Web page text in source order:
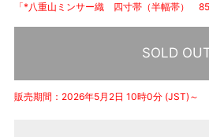
「*八重山ミンサー織 四寸帯（半幅帯） 85
SOLD
販売期間：2026年5月2日 10時0分 (JST)～